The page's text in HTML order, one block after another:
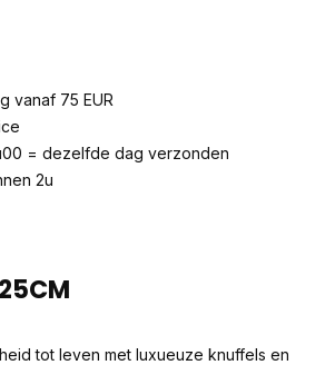
vanaf 75 EUR
= dezelfde dag verzonden
2u
tot leven met luxueuze knuffels en